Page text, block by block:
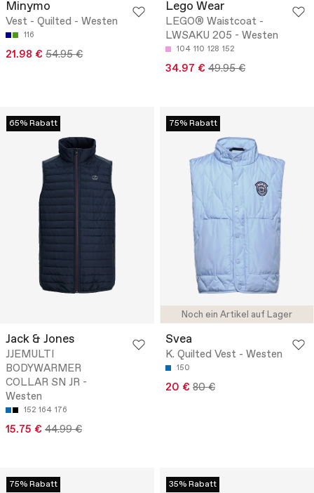
Minymo
Vest - Quilted - Westen
116
21.98 € 54.95 €
Lego Wear
LEGO® Waistcoat -
LWSAKU 205 - Westen
104 110 128 152
34.97 € 49.95 €
65% Rabatt
Jack & Jones
JJEMULTI
BODYWARMER
COLLAR SN JR -
Westen
152 164 176
15.75 € 44.99 €
Noch ein Artikel auf Lager
75% Rabatt
Svea
K. Quilted Vest - Westen
150
20 € 80 €
75% Rabatt 35% Rabatt